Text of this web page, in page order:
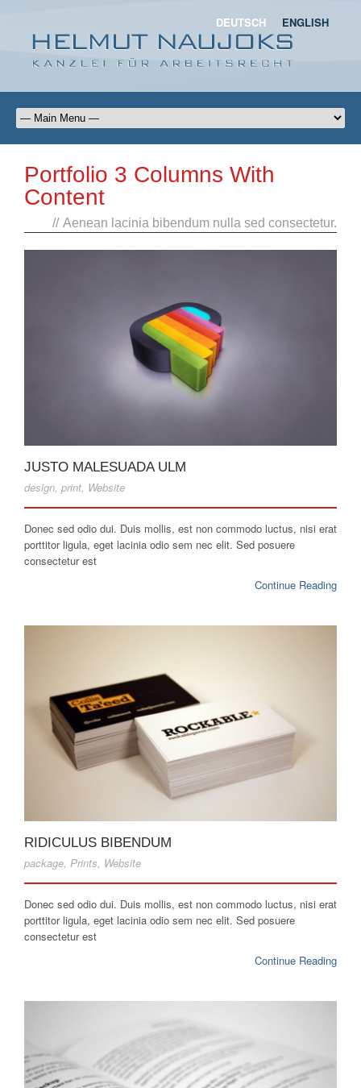
DEUTSCH ENGLISH
Portfolio 3 Columns With
Content
// Aenean lacinia bibendum nulla sed consectetur.
JUSTO MALESUADA ULM
design, print, Website
Donec sed odio dui. Duis mollis, est non commodo luctus, nisi erat
porttitor ligula, eget lacinia odio sem nec elit. Sed posuere
consectetur est
Continue Reading
RIDICULUS BIBENDUM
package, Prints, Website
Donec sed odio dui. Duis mollis, est non commodo luctus, nisi erat
porttitor ligula, eget lacinia odio sem nec elit. Sed posuere
consectetur est
Continue Reading